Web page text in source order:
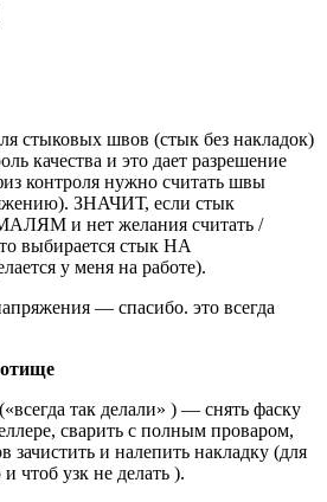
стыковых швов (стык без накладок)
качества и это дает разрешение
контроля нужно считать швы
ЗНАЧИТ, если стык
и нет желания считать /
выбирается стык НА
у меня на работе).
— спасибо. это всегда
так делали» ) — снять фаску
сварить с полным проваром,
зачистить и налепить накладку (для
чтоб узк не делать ).